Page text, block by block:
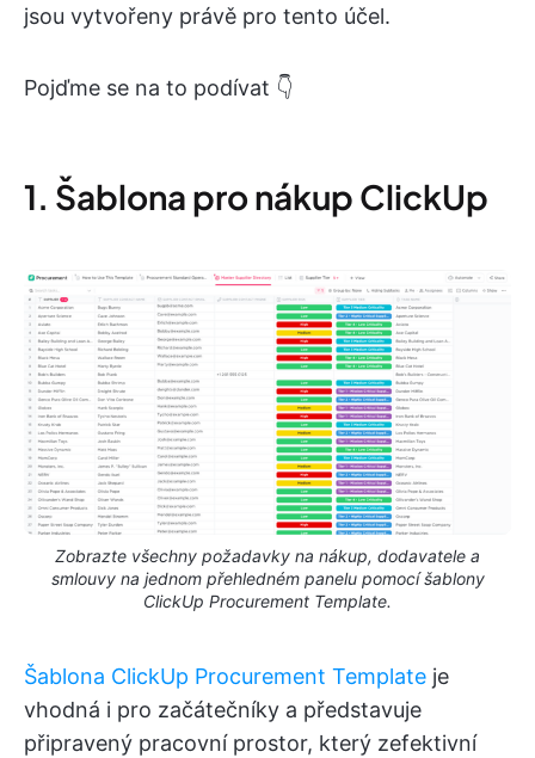
jsou vytvořeny právě pro tento účel.
Pojďme se na to podívat 👇
1. Šablona pro nákup ClickUp
Zobrazte všechny požadavky na nákup, dodavatele a
smlouvy na jednom přehledném panelu pomocí šablony
ClickUp Procurement Template.
Šablona ClickUp Procurement Template je
vhodná i pro začátečníky a představuje
připravený pracovní prostor, který zefektivní